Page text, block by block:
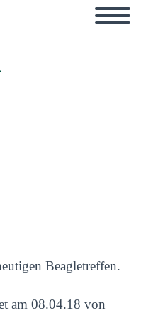
Beagletreffen.
am 08.04.18 von